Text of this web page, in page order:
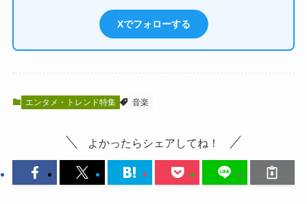
Xでフォローする
エンタメ・トレンド特集 音楽
よかったらシェアしてね！